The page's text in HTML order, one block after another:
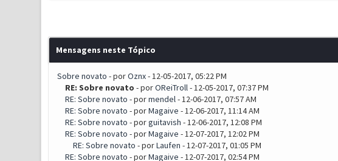
Mensagens neste Tópico
Sobre novato - porOznx- 12-05-2017, 05:22 PM
RE: Sobre novato - porOReiTroll- 12-05-2017, 07:37 PM
RE: Sobre novato - pormendel- 12-06-2017, 07:57 AM
RE: Sobre novato - porMagaive - 12-06-2017, 11:14 AM
RE: Sobre novato - porguitavish - 12-06-2017, 12:08 PM
RE: Sobre novato - porMagaive - 12-07-2017, 12:02 PM
RE: Sobre novato - porLaufen - 12-07-2017, 01:05 PM
RE: Sobre novato - porMagaive - 12-07-2017, 02:54 PM